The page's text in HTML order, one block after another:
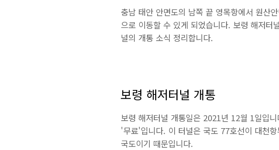
충남 태안 안면도의 남쪽 끝 영목항에서 원산
으로 이동할 수 있게 되었습니다. 보령 해저터
널의 개통 소식 정리합니다.
보령 해저터널 개통
보령 해저터널 개통일은 2021년 12월 1일입
'무료'입니다. 이 터널은 국도 77호선이 대천
국도이기 때문입니다.